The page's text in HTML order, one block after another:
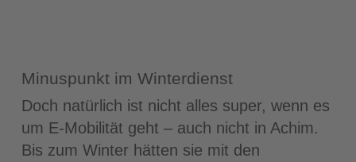
Minuspunkt im Winterdienst
Doch natürlich ist nicht alles super, wenn es
um E‐Mobilität geht – auch nicht in Achim.
Bis zum Winter hätten sie mit den